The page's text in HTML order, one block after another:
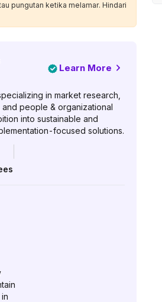
pungutan ketika melamar. Hindari
Learn More
in market research,
people & organizational
into sustainable and
focused solutions.